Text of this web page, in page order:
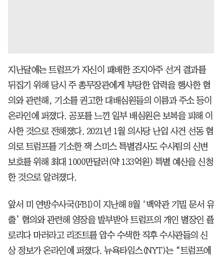
지난달에는 트럼프가 자신이 패배한 조지아주 선거 결과를
뒤집기 위해 당시 주 총무장관에게 부당한 압력을 행사한 혐
의와 관련해, 기소를 권고한 대배심원들의 이름과 주소 등이
온라인에 퍼졌다. 공포를 느낀 일부 배심원은 보복을 피해 이
사한 것으로 전해졌다. 2021년 1월 의사당 난입 사건 선동 혐
의로 트럼프를 기소한 잭 스미스 특별검사도 수사팀의 신변
보호를 위해 최대 1000만달러(약 133억원) 특별 예산을 신청
한 것으로 알려졌다.
앞서 미 연방수사국(FBI)이 지난해 8월 ‘백악관 기밀 문서 유
출’ 혐의와 관련해 영장을 발부받아 트럼프의 개인 별장인 플
로리다 마러라고 리조트를 압수 수색한 직후 수사관들의 신
상 정보가 온라인에 퍼졌다. 뉴욕타임스(NYT)는 “트럼프에